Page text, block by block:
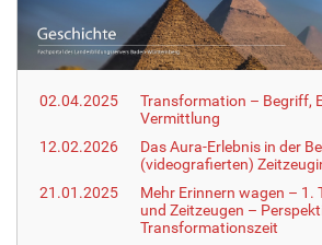
r
e
:
02.04.2025
Transformation – Begriff,
Vermittlung
12.02.2026
Das Aura-Erlebnis in der
(videografierten)
21.01.2025
Mehr Erinnern wagen – 1.
und Zeitzeugen –
Transformationszeit